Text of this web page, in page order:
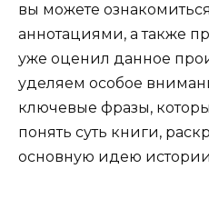
вы можете
аннотациями, а также
уже оценил данное
уделяем особое
ключевые фразы,
понять суть книги,
основную идею